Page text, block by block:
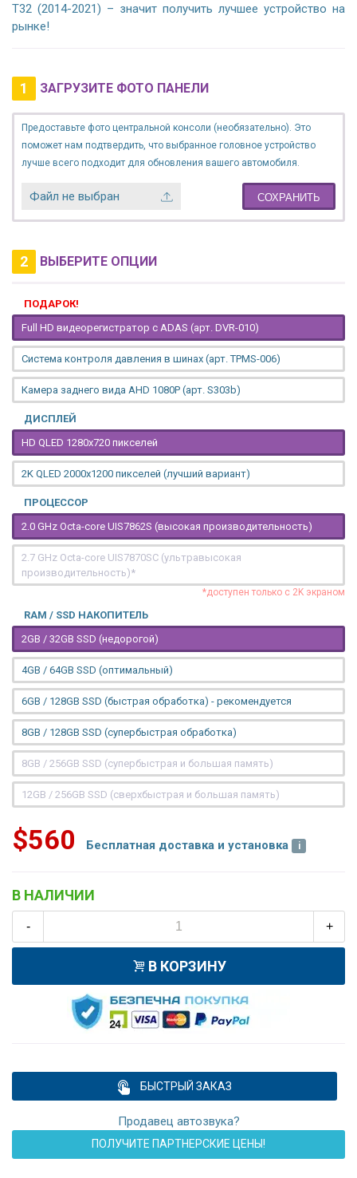
T32 (2014-2021) – значит получить лучшее устройство на
рынке!
1 ЗАГРУЗИТЕ ФОТО ПАНЕЛИ
Предоставьте фото центральной консоли (необязательно). Это
поможет нам подтвердить, что выбранное головное устройство
лучше всего подходит для обновления вашего автомобиля.
Файл не выбран СОХРАНИТЬ
2 ВЫБЕРИТЕ ОПЦИИ
ПОДАРОК!
Full HD видеорегистратор с ADAS (арт. DVR-010)
Система контроля давления в шинах (арт. TPMS-006)
Камера заднего вида AHD 1080P (арт. S303b)
ДИСПЛЕЙ
HD QLED 1280x720 пикселей
2K QLED 2000х1200 пикселей (лучший вариант)
ПРОЦЕССОР
2.0 GHz Octa-core UIS7862S (высокая производительность)
2.7 GHz Octa-core UIS7870SC (ультравысокая
производительность)*
*доступен только с 2K экраном
RAM / SSD НАКОПИТЕЛЬ
2GB / 32GB SSD (недорогой)
4GB / 64GB SSD (оптимальный)
6GB / 128GB SSD (быстрая обработка) - рекомендуется
8GB / 128GB SSD (супербыстрая обработка)
8GB / 256GB SSD (супербыстрая и большая память)
12GB / 256GB SSD (сверхбыстрая и большая память)
$560 Бесплатная доставка и установка
В НАЛИЧИИ
- +
В КОРЗИНУ
БЫСТРЫЙ ЗАКАЗ
Продавец автозвука?
ПОЛУЧИТЕ ПАРТНЕРСКИЕ ЦЕНЫ!